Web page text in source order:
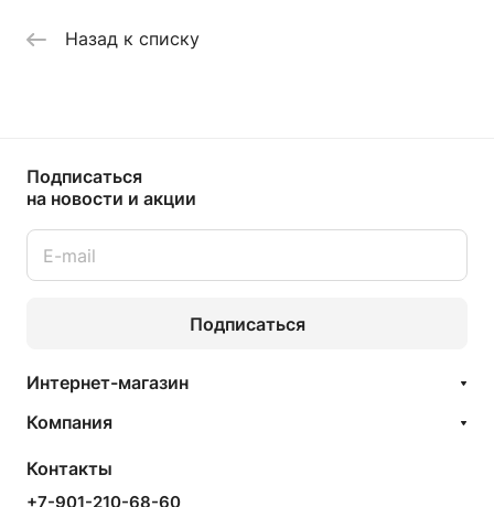
Назад к списку
Подписаться
на новости и акции
Подписаться
Интернет-магазин
Компания
Контакты
+7-901-210-68-60